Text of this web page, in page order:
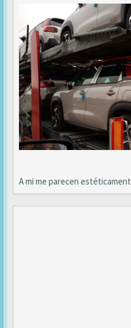
A mi me parecen